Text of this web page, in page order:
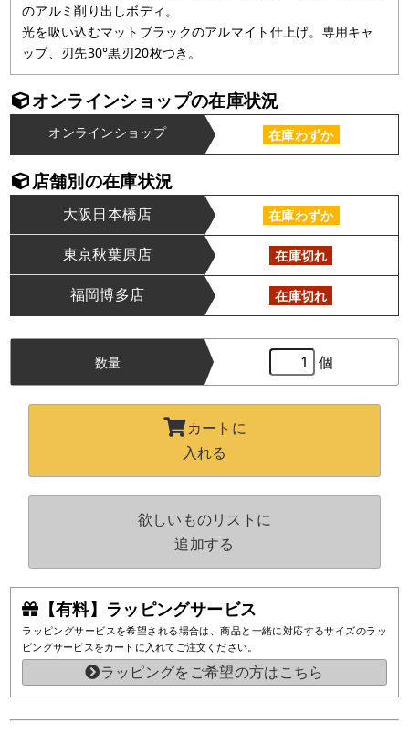
のアルミ削り出しボディ。
光を吸い込むマットブラックのアルマイト仕上げ。専用キャ
ップ、刃先30°黒刃20枚つき。
オンラインショップの在庫状況
オンラインショップ 在庫わずか
店舗別の在庫状況
大阪日本橋店 在庫わずか
東京秋葉原店 在庫切れ
福岡博多店 在庫切れ
【有料】ラッピングサービス
ラッピングサービスを希望される場合は、商品と一緒に対応するサイズのラッ
ピングサービスをカートに入れてご注文ください。
ラッピングをご希望の方はこちら
数量 個
カートに
入れる
欲しいものリストに
追加する